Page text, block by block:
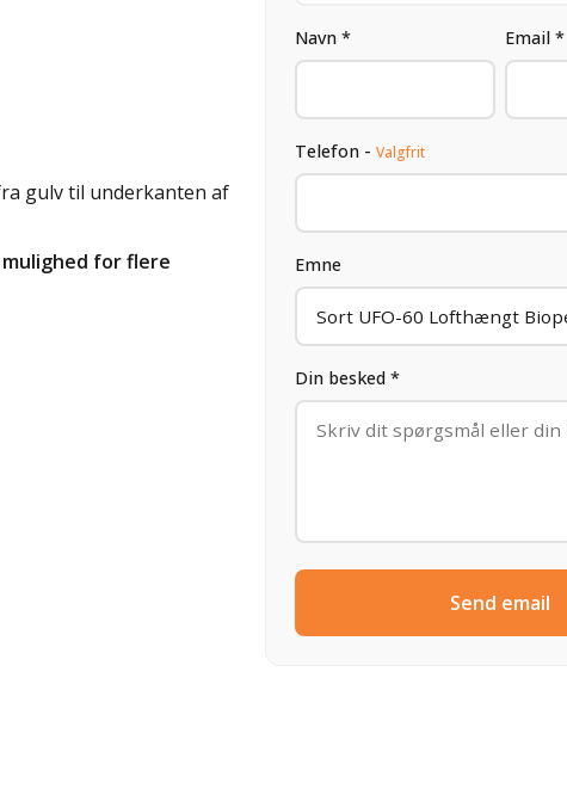
gulv til underkanten af
for flere
Navn * Email *
Telefon - Valgfrit
Emne
Din besked *
Send email